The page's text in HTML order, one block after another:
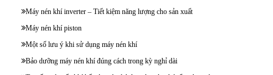
Máy nén khí inverter – Tiết kiệm năng lượng cho sản xuất
Máy nén khí piston
Một số lưu ý khi sử dụng máy nén khí
Bảo dưỡng máy nén khí đúng cách trong kỳ nghỉ dài